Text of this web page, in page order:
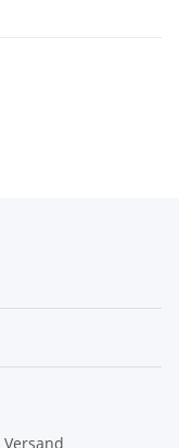
Versand